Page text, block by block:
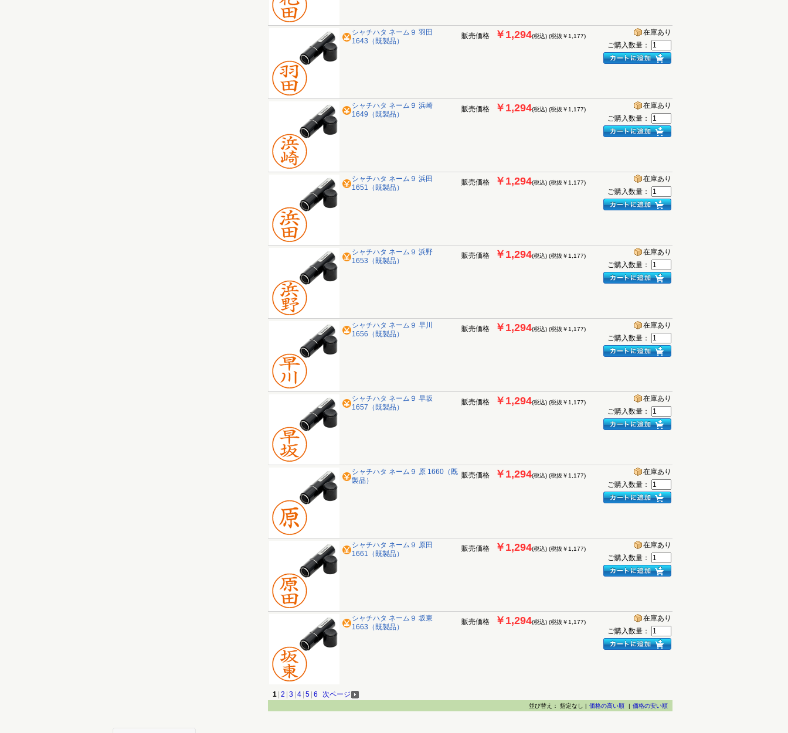
シャチハタ ネーム９ 羽田
1643（既製品）
販売価格 ￥1,294(税込) (税抜￥1,177)
在庫あり
ご購入数量：
シャチハタ ネーム９ 浜崎
1649（既製品）
販売価格 ￥1,294(税込) (税抜￥1,177)
在庫あり
ご購入数量：
シャチハタ ネーム９ 浜田
1651（既製品）
販売価格 ￥1,294(税込) (税抜￥1,177)
在庫あり
ご購入数量：
シャチハタ ネーム９ 浜野
1653（既製品）
販売価格 ￥1,294(税込) (税抜￥1,177)
在庫あり
ご購入数量：
シャチハタ ネーム９ 早川
1656（既製品）
販売価格 ￥1,294(税込) (税抜￥1,177)
在庫あり
ご購入数量：
シャチハタ ネーム９ 早坂
1657（既製品）
販売価格 ￥1,294(税込) (税抜￥1,177)
在庫あり
ご購入数量：
シャチハタ ネーム９ 原 1660（既
製品）
販売価格 ￥1,294(税込) (税抜￥1,177)
在庫あり
ご購入数量：
シャチハタ ネーム９ 原田
1661（既製品）
販売価格 ￥1,294(税込) (税抜￥1,177)
在庫あり
ご購入数量：
シャチハタ ネーム９ 坂東
1663（既製品）
販売価格 ￥1,294(税込) (税抜￥1,177)
在庫あり
ご購入数量：
1 2 3 4 5 6 次ページ
並び替え： 指定なし | 価格の高い順 | 価格の安い順